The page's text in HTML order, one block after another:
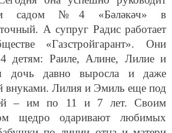
садом №4 «Бәләкәч» в
А супруг Радис работает
«Газстройгарант». Они
детям: Раиле, Алине, Лилие и
дочь давно выросла и даже
внуками. Лилия и Эмиль еще под
– им по 11 и 7 лет. Своим
щедро одаривают любимых
по линии отца и матери